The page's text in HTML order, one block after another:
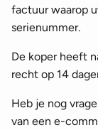
factuur waarop
serienummer.
De koper heeft
recht op 14
Heb je nog
van een e-